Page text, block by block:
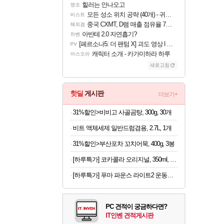
명조 힐러는 안나오고
비스트 모든 성소 위치 공략 (40개) - 귀환한 영혼 도전과제
해외겜 중국 CXMT, D램 매출 점유율 7%…글로벌 4위로 부상
차벤 아반테 2.0 자연흡기?
PV [페르소나5: 더 팬텀 X] 괴도 영상 l 타카마키 안·댄싱 스타
아스오라 캐릭터 소개 - 카가미하라 하루
새로고침
핫딜 게시판 더보기+
31%할인>비비고 사골곰탕, 300g, 30개
비트 액체세제 일반드럼겸용, 2.7L, 1개
31%할인>부산포차 꼬치어묵, 400g, 3봉
[하루특가] 푸마 파운스 라이트2 운동화 313496
PC 견적이 궁금하다면?
IT인벤 견적게시판